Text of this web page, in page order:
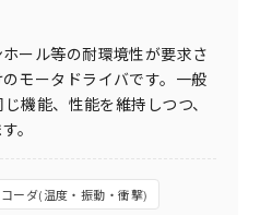
ール等の耐環境性が要求さ
モータドライバです。一般
機能、性能を維持しつつ、
。
ーダ(温度・振動・衝撃)